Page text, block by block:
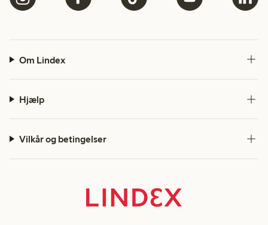
Om Lindex
Hjælp
Vilkår og betingelser